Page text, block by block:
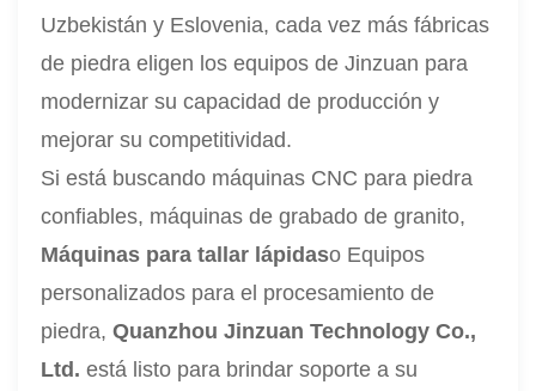
Uzbekistán y Eslovenia, cada vez más fábricas
de piedra eligen los equipos de Jinzuan para
modernizar su capacidad de producción y
mejorar su competitividad.
Si está buscando máquinas CNC para piedra
confiables, máquinas de grabado de granito,
Máquinas para tallar lápidaso Equipos
personalizados para el procesamiento de
piedra,Quanzhou Jinzuan Technology Co.,
Ltd. está listo para brindar soporte a su